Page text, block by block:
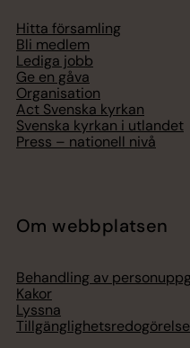
Hitta församling
Bli medlem
Lediga jobb
Ge en gåva
Organisation
Act Svenska kyrkan
Svenska kyrkan i utlandet
Press – nationell nivå
Om webbplatsen
Behandling av
Kakor
Lyssna
Tillgänglighetsredogörelse